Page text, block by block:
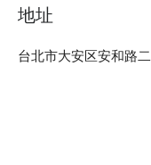
地址
台北市大安区安和路